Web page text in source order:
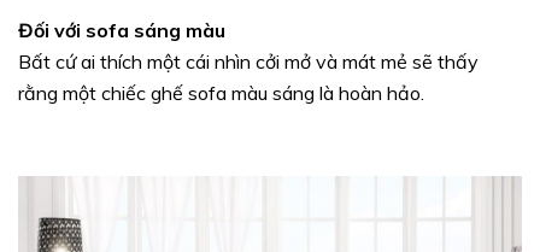
Đối với sofa sáng màu
Bất cứ ai thích một cái nhìn cởi mở và mát mẻ sẽ thấy
rằng một chiếc ghế sofa màu sáng là hoàn hảo.